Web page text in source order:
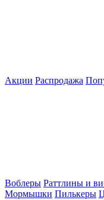
Акции Распродажа
Воблеры Раттлины и
Мормышки Пилькеры